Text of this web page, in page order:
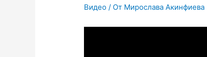
Видео / От Мирослава Акинфиева